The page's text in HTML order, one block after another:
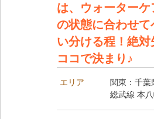
は、ウォーター
の状態に合わせ
い分ける程！絶
ココで決まり♪
エリア
関東：千葉
総武線 本